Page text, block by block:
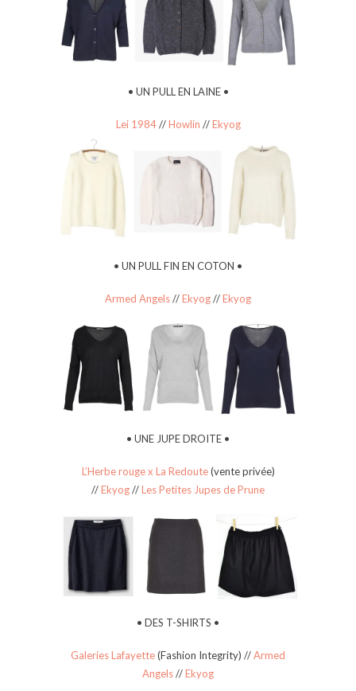
• UN PULL EN LAINE •
Lei 1984//Howlin //Ekyog
• UN PULL FIN EN COTON •
Armed Angels//Ekyog//Ekyog
• UNE JUPE DROITE •
L’Herbe rouge x La Redoute(vente privée)
//Ekyog//Les Petites Jupes de Prune
• DES T-SHIRTS •
Galeries Lafayette(Fashion Integrity) //Armed
Angels//Ekyog